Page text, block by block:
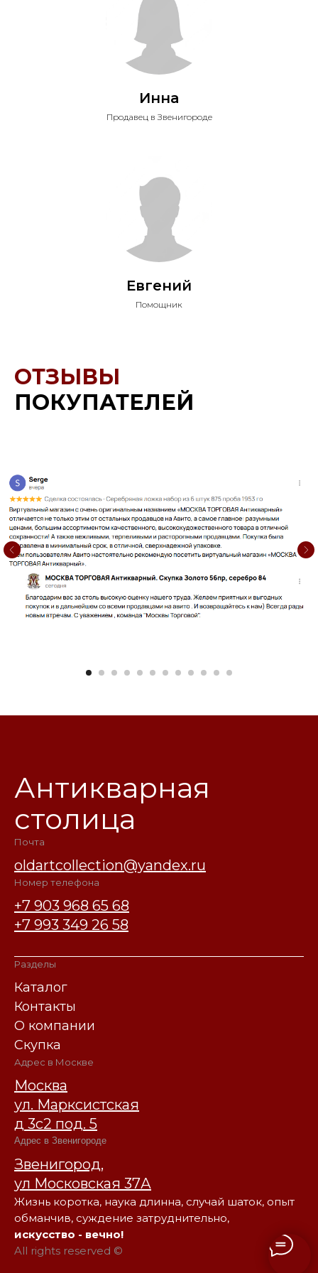
Инна
Продавец в Звенигороде
Евгений
Помощник
ОТЗЫВЫ
ПОКУПАТЕЛЕЙ
Антикварная
столица
Почта
oldartcollection@yandex.ru
Номер телефона
+7 903 968 65 68
+7 993 349 26 58
Разделы
Каталог
Контакты
О компании
Скупка
Адрес в Москве
Москва
ул. Марксистская
д 3с2 под. 5
Адрес в Звенигороде
Звенигород,
ул Московская 37А
Жизнь коротка, наука длинна, случай шаток, опыт
обманчив, суждение затруднительно,
искусство - вечно!
All rights reserved ©